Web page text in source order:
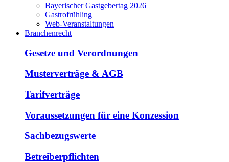
Bayerischer Gastgebertag 2026
Gastrofrühling
Web-Veranstaltungen
Branchenrecht
Gesetze und Verordnungen
Musterverträge & AGB
Tarifverträge
Voraussetzungen für eine Konzession
Sachbezugswerte
Betreiberpflichten